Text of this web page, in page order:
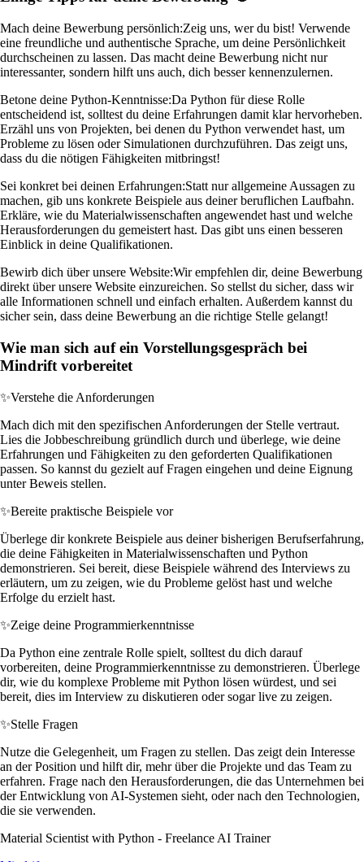
Mach deine Bewerbung persönlich:Zeig uns, wer du bist! Verwende
eine freundliche und authentische Sprache, um deine Persönlichkeit
durchscheinen zu lassen. Das macht deine Bewerbung nicht nur
interessanter, sondern hilft uns auch, dich besser kennenzulernen.
Betone deine Python-Kenntnisse:Da Python für diese Rolle
entscheidend ist, solltest du deine Erfahrungen damit klar hervorheben.
Erzähl uns von Projekten, bei denen du Python verwendet hast, um
Probleme zu lösen oder Simulationen durchzuführen. Das zeigt uns,
dass du die nötigen Fähigkeiten mitbringst!
Sei konkret bei deinen Erfahrungen:Statt nur allgemeine Aussagen zu
machen, gib uns konkrete Beispiele aus deiner beruflichen Laufbahn.
Erkläre, wie du Materialwissenschaften angewendet hast und welche
Herausforderungen du gemeistert hast. Das gibt uns einen besseren
Einblick in deine Qualifikationen.
Bewirb dich über unsere Website:Wir empfehlen dir, deine Bewerbung
direkt über unsere Website einzureichen. So stellst du sicher, dass wir
alle Informationen schnell und einfach erhalten. Außerdem kannst du
sicher sein, dass deine Bewerbung an die richtige Stelle gelangt!
Wie man sich auf ein Vorstellungsgespräch bei
Mindrift vorbereitet
✨Verstehe die Anforderungen
Mach dich mit den spezifischen Anforderungen der Stelle vertraut.
Lies die Jobbeschreibung gründlich durch und überlege, wie deine
Erfahrungen und Fähigkeiten zu den geforderten Qualifikationen
passen. So kannst du gezielt auf Fragen eingehen und deine Eignung
unter Beweis stellen.
✨Bereite praktische Beispiele vor
Überlege dir konkrete Beispiele aus deiner bisherigen Berufserfahrung,
die deine Fähigkeiten in Materialwissenschaften und Python
demonstrieren. Sei bereit, diese Beispiele während des Interviews zu
erläutern, um zu zeigen, wie du Probleme gelöst hast und welche
Erfolge du erzielt hast.
✨Zeige deine Programmierkenntnisse
Da Python eine zentrale Rolle spielt, solltest du dich darauf
vorbereiten, deine Programmierkenntnisse zu demonstrieren. Überlege
dir, wie du komplexe Probleme mit Python lösen würdest, und sei
bereit, dies im Interview zu diskutieren oder sogar live zu zeigen.
✨Stelle Fragen
Nutze die Gelegenheit, um Fragen zu stellen. Das zeigt dein Interesse
an der Position und hilft dir, mehr über die Projekte und das Team zu
erfahren. Frage nach den Herausforderungen, die das Unternehmen bei
der Entwicklung von AI-Systemen sieht, oder nach den Technologien,
die sie verwenden.
Material Scientist with Python - Freelance AI Trainer